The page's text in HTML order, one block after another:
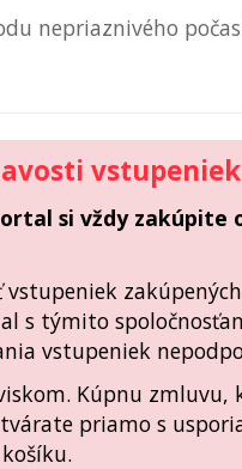
nepriaznivého
vstupeniek
si vždy zakúpite
s týmito
vstupeniek
Kúpnu zmluvu,
priamo s